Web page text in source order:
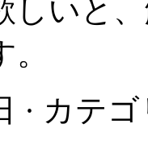
しいと
· カテ